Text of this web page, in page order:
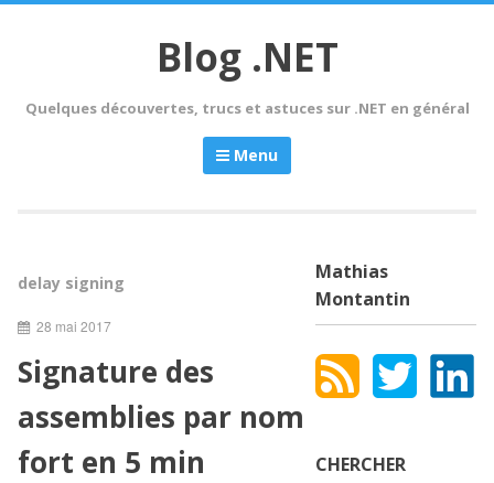
Blog .NET
Quelques découvertes, trucs et astuces sur .NET en général
Menu
delay signing
28 mai 2017
Signature des
assemblies par nom
fort en 5 min
Mathias
Montantin
CHERCHER